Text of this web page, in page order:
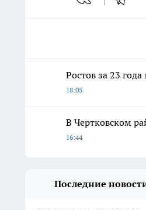
Ростов за 23
18:05
В Чертковском
16:44
Последние